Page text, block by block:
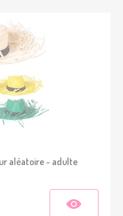
aléatoire - adulte